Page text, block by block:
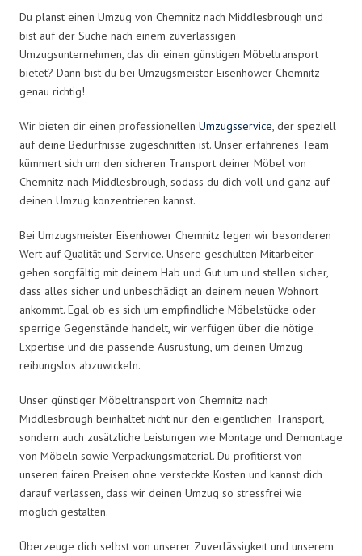
Du planst einen Umzug von Chemnitz nach Middlesbrough und
bist auf der Suche nach einem zuverlässigen
Umzugsunternehmen, das dir einen günstigen Möbeltransport
bietet? Dann bist du bei Umzugsmeister Eisenhower Chemnitz
genau richtig!
Wir bieten dir einen professionellen Umzugsservice, der speziell
auf deine Bedürfnisse zugeschnitten ist. Unser erfahrenes Team
kümmert sich um den sicheren Transport deiner Möbel von
Chemnitz nach Middlesbrough, sodass du dich voll und ganz auf
deinen Umzug konzentrieren kannst.
Bei Umzugsmeister Eisenhower Chemnitz legen wir besonderen
Wert auf Qualität und Service. Unsere geschulten Mitarbeiter
gehen sorgfältig mit deinem Hab und Gut um und stellen sicher,
dass alles sicher und unbeschädigt an deinem neuen Wohnort
ankommt. Egal ob es sich um empfindliche Möbelstücke oder
sperrige Gegenstände handelt, wir verfügen über die nötige
Expertise und die passende Ausrüstung, um deinen Umzug
reibungslos abzuwickeln.
Unser günstiger Möbeltransport von Chemnitz nach
Middlesbrough beinhaltet nicht nur den eigentlichen Transport,
sondern auch zusätzliche Leistungen wie Montage und Demontage
von Möbeln sowie Verpackungsmaterial. Du profitierst von
unseren fairen Preisen ohne versteckte Kosten und kannst dich
darauf verlassen, dass wir deinen Umzug so stressfrei wie
möglich gestalten.
Überzeuge dich selbst von unserer Zuverlässigkeit und unserem